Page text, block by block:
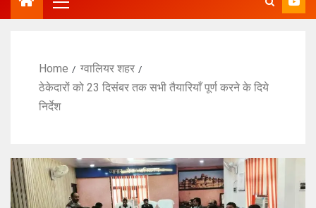
Home
ग्वालियर शहर
ठेकेदारों को 23 दिसंबर तक सभी तैयारियाँ पूर्ण करने के दिये
निर्देश